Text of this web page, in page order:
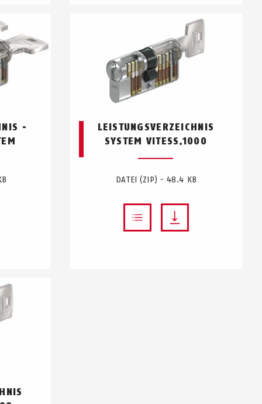
-
LEISTUNGSVERZEICHNIS
SYSTEM VITESS.1000
DATEI (ZIP) - 48.4 KB